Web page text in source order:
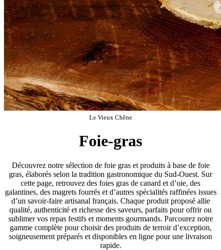
Le Vieux Chêne
Foie-gras
Découvrez notre sélection de foie gras et produits à base de foie
gras, élaborés selon la tradition gastronomique du Sud‑Ouest. Sur
cette page, retrouvez des foies gras de canard et d’oie, des
galantines, des magrets fourrés et d’autres spécialités raffinées issues
d’un savoir‑faire artisanal français. Chaque produit proposé allie
qualité, authenticité et richesse des saveurs, parfaits pour offrir ou
sublimer vos repas festifs et moments gourmands. Parcourez notre
gamme complète pour choisir des produits de terroir d’exception,
soigneusement préparés et disponibles en ligne pour une livraison
rapide.